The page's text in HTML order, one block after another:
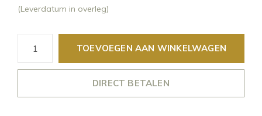
(Leverdatum in overleg)
TOEVOEGEN AAN WINKELWAGEN
DIRECT BETALEN